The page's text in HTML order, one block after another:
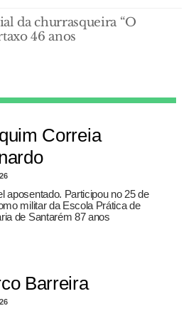
da churrasqueira “O
46 anos
Correia
aposentado. Participou no 25 de
militar da Escola Prática de
de Santarém 87 anos
Barreira